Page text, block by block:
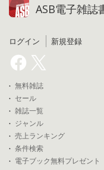
ASB電子雑誌
ログイン 新規登録
無料雑誌
セール
雑誌一覧
ジャンル
売上ランキング
条件検索
電子ブック無料プレゼント